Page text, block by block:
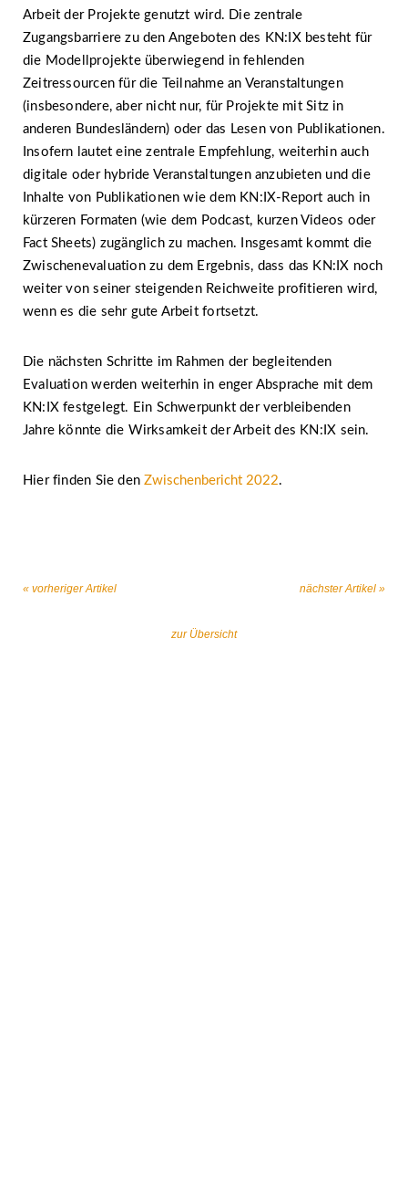
Arbeit der Projekte genutzt wird. Die zentrale
Zugangsbarriere zu den Angeboten des KN:IX besteht für
die Modellprojekte überwiegend in fehlenden
Zeitressourcen für die Teilnahme an Veranstaltungen
(insbesondere, aber nicht nur, für Projekte mit Sitz in
anderen Bundesländern) oder das Lesen von Publikationen.
Insofern lautet eine zentrale Empfehlung, weiterhin auch
digitale oder hybride Veranstaltungen anzubieten und die
Inhalte von Publikationen wie dem KN:IX-Report auch in
kürzeren Formaten (wie dem Podcast, kurzen Videos oder
Fact Sheets) zugänglich zu machen. Insgesamt kommt die
Zwischenevaluation zu dem Ergebnis, dass das KN:IX noch
weiter von seiner steigenden Reichweite profitieren wird,
wenn es die sehr gute Arbeit fortsetzt.
Die nächsten Schritte im Rahmen der begleitenden
Evaluation werden weiterhin in enger Absprache mit dem
KN:IX festgelegt. Ein Schwerpunkt der verbleibenden
Jahre könnte die Wirksamkeit der Arbeit des KN:IX sein.
Hier finden Sie denZwischenbericht 2022.
« vorheriger Artikel
zur Übersicht
nächster Artikel »